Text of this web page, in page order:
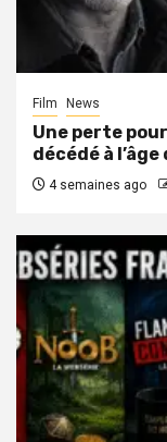
Film News
Une perte
décédé à l’âge
4 semaines ago